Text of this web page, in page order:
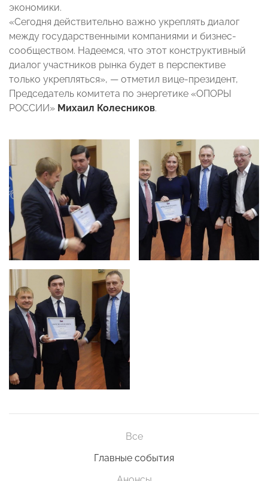
экономики.
«Сегодня действительно важно укреплять диалог
между государственными компаниями и бизнес-
сообществом. Надеемся, что этот конструктивный
диалог участников рынка будет в перспективе
только укрепляться», — отметил вице-президент,
Председатель комитета по энергетике «ОПОРЫ
РОССИИ» Михаил Колесников.
Все
Главные события